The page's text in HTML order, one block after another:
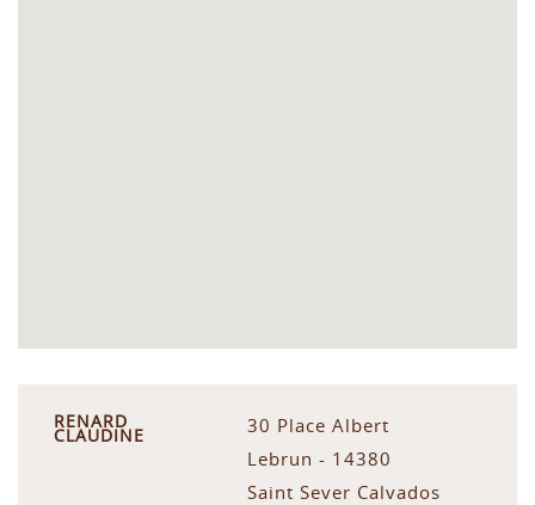
RENARD
CLAUDINE
30 Place Albert
Lebrun - 14380
Saint Sever Calvados